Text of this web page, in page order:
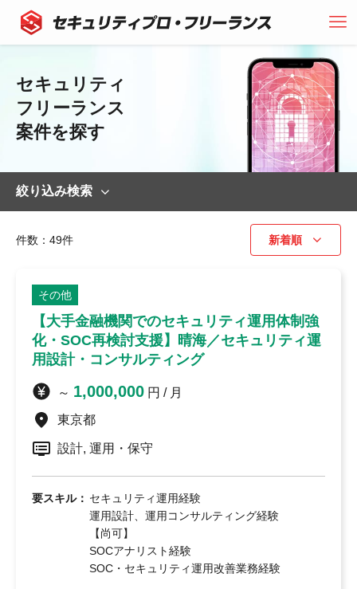
セキュリティ
フリーランス
案件を探す
絞り込み検索
CrowdStrike
Cybereason
Deep Instinct
Netskope
Palo Alto Splunk
その他
件数：49件
その他
【大手金融機関でのセキュリティ運用体制強
化・SOC再検討支援】晴海／セキュリティ運
用設計・コンサルティング
～ 1,000,000 円 / 月
東京都
設計, 運用・保守
要スキル： セキュリティ運用経験
運用設計、運用コンサルティング経験
【尚可】
SOCアナリスト経験
SOC・セキュリティ運用改善業務経験